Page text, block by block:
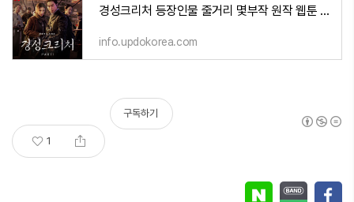
경성크리처 등장인물 줄거리 몇부작 원작 웹툰 파트1 및 파트2
info.updokorea.com
1
구독하기